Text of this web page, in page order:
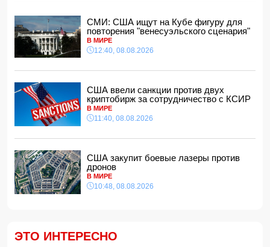
СМИ: Пентагон закупит лазерные противодроновые
11:28, 08.08.2026
Миру грозит дефицит важнейшего продукта
11:24, 08.08.2026
11:22, 08.08.2026
Президент Пакистана принял посла Азербайджана
11:20, 08.08.2026
11:16, 08.08.2026
Премьер-министр Армении: В ближайшее время мы
приступим к практической реализации проекта TRIPP
11:08, 08.08.2026
Пашинян: Страница конфликта между Арменией и
США закупит боевые лазеры против дронов
10:48, 08.08.2026
СМИ: США ищут на Кубе фигуру для
повторения "венесуэльского сценария"
В МИРЕ
12:40, 08.08.2026
США ввели санкции против двух
криптобирж за сотрудничество с КСИР
В МИРЕ
11:40, 08.08.2026
США закупит боевые лазеры против
дронов
В МИРЕ
10:48, 08.08.2026
ЭТО ИНТЕРЕСНО